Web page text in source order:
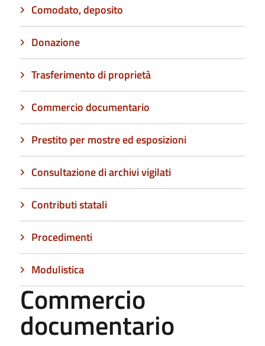
Comodato, deposito
Donazione
Trasferimento di proprietà
Commercio documentario
Prestito per mostre ed esposizioni
Consultazione di archivi vigilati
Contributi statali
Procedimenti
Modulistica
Commercio
documentario